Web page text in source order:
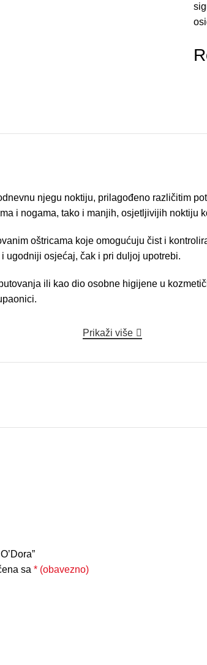
njegu noktiju, prilagođeno različitim
i nogama, tako i manjih, osjetljivijih noktiju
oštricama koje omogućuju čist i
ugodniji osjećaj, čak i pri duljoj upotrebi.
ili kao dio osobne higijene u
Prikaži više
sa * (obavezno)